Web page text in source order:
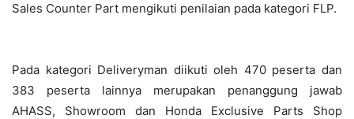
Sales Counter Part mengikuti penilaian pada kategori FLP.
Pada kategori Deliveryman diikuti oleh 470 peserta dan
383 peserta lainnya merupakan penanggung jawab
AHASS, Showroom dan Honda Exclusive Parts Shop